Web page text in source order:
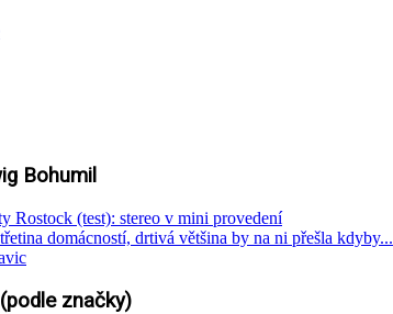
Bohumil
Rostock (test): stereo v mini provedení
domácností, drtivá většina by na ni přešla kdyby...
značky)